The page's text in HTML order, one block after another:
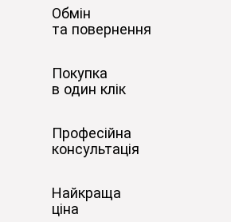
Обмін
та повернення
Покупка
в один клік
Професійна
консультація
Найкраща
ціна